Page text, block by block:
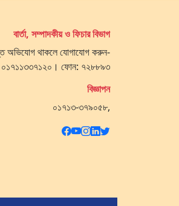
বার্তা, সম্পাদকীয় ও ফিচার বিভাগ
অভিযোগ থাকলে যোগাযোগ করুন-
০১৭১১৩৩৭১২০। ফোন: ৭২৮৮৯৩
বিজ্ঞাপন
০১৭১৩-৩৭৯০৫৮,